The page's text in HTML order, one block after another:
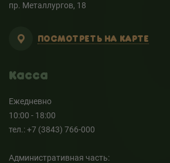
пр. Металлургов, 18
ПОСМОТРЕТЬ НА КАРТЕ
Касса
Ежедневно
10:00 - 18:00
тел.: +7 (3843) 766-000
Административная часть: